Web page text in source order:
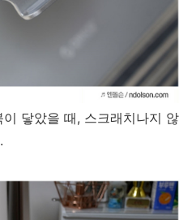
닿았을 때, 스크래치나지 않